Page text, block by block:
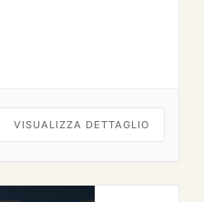
VISUALIZZA DETTAGLIO